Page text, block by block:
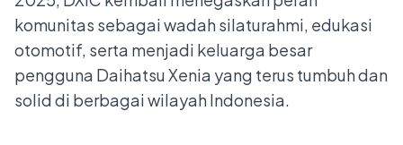
komunitas sebagai wadah silaturahmi, edukasi
otomotif, serta menjadi keluarga besar
pengguna Daihatsu Xenia yang terus tumbuh dan
solid di berbagai wilayah Indonesia.